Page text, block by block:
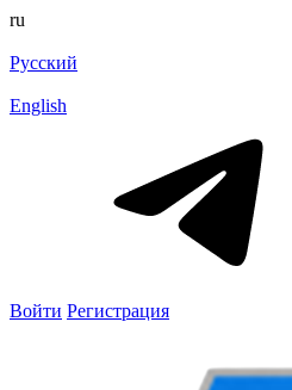
ru
Русский
English
Войти Регистрация